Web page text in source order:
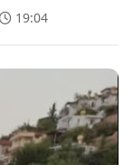
19:04